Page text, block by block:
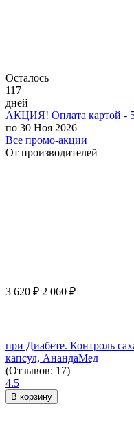
Осталось
117
дней
АКЦИЯ! Оплата картой -
по 30 Ноя 2026
Все промо-акции
От производителей
3 620 ₽ 2 060 ₽
при Диабете. Контроль
капсул, АнандаМед
(Отзывов: 17)
4.5
В корзину